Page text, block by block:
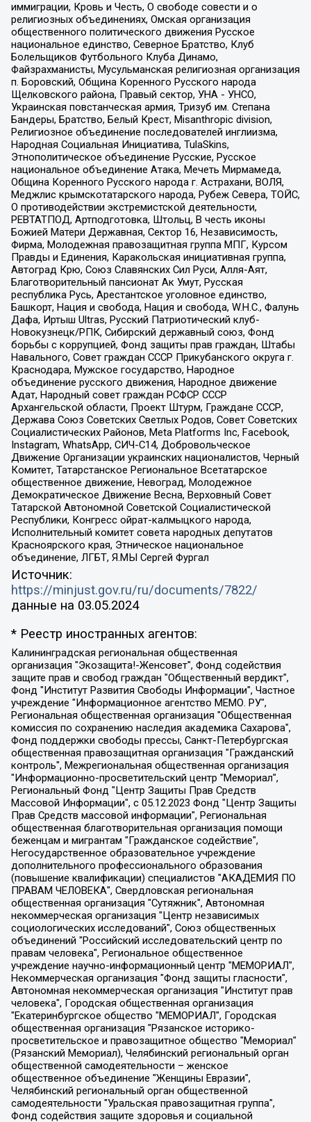
иммиграции, Кровь и Честь, О свободе совести и о
религиозных объединениях, Омская организация
общественного политического движения Русское
национальное единство, Северное Братство, Клуб
Болельщиков Футбольного Клуба Динамо,
Файзрахманисты, Мусульманская религиозная организация
п. Боровский, Община Коренного Русского народа
Щелковского района, Правый сектор, УНА - УНСО,
Украинская повстанческая армия, Тризуб им. Степана
Бандеры, Братство, Белый Крест, Misanthropic division,
Религиозное объединение последователей инглиизма,
Народная Социальная Инициатива, TulaSkins,
Этнополитическое объединение Русские, Русское
национальное объединение Атака, Мечеть Мирмамеда,
Община Коренного Русского народа г. Астрахани, ВОЛЯ,
Меджлис крымскотатарского народа, Рубеж Севера, ТОЙС,
О противодействии экстремистской деятельности,
РЕВТАТПОД, Артподготовка, Штольц, В честь иконы
Божией Матери Державная, Сектор 16, Независимость,
Фирма, Молодежная правозащитная группа МПГ, Курсом
Правды и Единения, Каракольская инициативная группа,
Автоград Крю, Союз Славянских Сил Руси, Алля-Аят,
Благотворительный пансионат Ак Умут, Русская
республика Русь, Арестантское уголовное единство,
Башкорт, Нация и свобода, Нация и свобода, W.H.С., Фалунь
Дафа, Иртыш Ultras, Русский Патриотический клуб-
Новокузнецк/РПК, Сибирский державный союз, Фонд
борьбы с коррупцией, Фонд защиты прав граждан, Штабы
Навального, Совет граждан СССР Прикубанского округа г.
Краснодара, Мужское государство, Народное
объединение русского движения, Народное движение
Адат, Народный совет граждан РСФСР СССР
Архангельской области, Проект Штурм, Граждане СССР,
Держава Союз Советских Светлых Родов, Совет Советских
Социалистических Районов, Meta Platforms Inc, Facebook,
Instagram, WhatsApp, СИЧ-С14, Добровольческое
Движение Организации украинских националистов, Черный
Комитет, Татарстанское Региональное Всетатарское
общественное движение, Невоград, Молодежное
Демократическое Движение Весна, Верховный Совет
Татарской Автономной Советской Социалистической
Республики, Конгресс ойрат-калмыцкого народа,
Исполнительный комитет совета народных депутатов
Красноярского края, Этническое национальное
объединение, ЛГБТ, Я.МЫ Сергей Фургал
Источник:
https://minjust.gov.ru/ru/documents/7822/
данные на 03.05.2024
* Реестр иностранных агентов:
Калининградская региональная общественная организация "Экозащита!-Женсовет", Фонд содействия защите прав и свобод граждан "Общественный вердикт", Фонд "Институт Развития Свободы Информации", Частное учреждение "Информационное агентство МЕМО. РУ", Региональная общественная организация "Общественная комиссия по сохранению наследия академика Сахарова", Фонд поддержки свободы прессы, Санкт-Петербургская общественная правозащитная организация "Гражданский контроль", Межрегиональная общественная организация "Информационно-просветительский центр "Мемориал", Региональный Фонд "Центр Защиты Прав Средств Массовой Информации", с 05.12.2023 Фонд "Центр Защиты Прав Средств массовой информации", Региональная общественная благотворительная организация помощи беженцам и мигрантам "Гражданское содействие", Негосударственное образовательное учреждение дополнительного профессионального образования (повышение квалификации) специалистов "АКАДЕМИЯ ПО ПРАВАМ ЧЕЛОВЕКА", Свердловская региональная общественная организация "Сутяжник", Автономная некоммерческая организация "Центр независимых социологических исследований", Союз общественных объединений "Российский исследовательский центр по правам человека", Региональное общественное учреждение научно-информационный центр "МЕМОРИАЛ", Некоммерческая организация "Фонд защиты гласности", Автономная некоммерческая организация "Институт прав человека", Городская общественная организация "Екатеринбургское общество "МЕМОРИАЛ", Городская общественная организация "Рязанское историко-просветительское и правозащитное общество "Мемориал" (Рязанский Мемориал), Челябинский региональный орган общественной самодеятельности – женское общественное объединение "Женщины Евразии", Челябинский региональный орган общественной самодеятельности "Уральская правозащитная группа", Фонд содействия защите здоровья и социальной справедливости имени Андрея Рылькова, Автономная Некоммерческая Организация "Аналитический Центр Юрия Левады", Автономная некоммерческая организация социальной поддержки населения "Проект Апрель", Региональная общественная организация помощи женщинам и детям, находящимся в кризисной ситуации "Информационно-методический центр "Анна", Фонд содействия развитию массовых коммуникаций и правовому просвещению "Так-так-Так", Фонд содействия устойчивому развитию "Серебряная тайга", Свердловский региональный общественный фонд социальных проектов "Новое время", "Idel.Реалии", Кавказ.Реалии, Крым.Реалии, Телеканал Настоящее Время, Татаро-башкирская служба Радио Свобода (Azatliq Radiosi), Радио Свободная Европа/Радио Свобода (PCE/PC), "Сибирь.Реалии", "Фактограф", Благотворительный фонд помощи осужденным и их семьям, Автономная некоммерческая организация "Институт глобализации и социальных движений", Фонд "В защиту прав заключенных", Частное учреждение "Центр поддержки и содействия развитию средств массовой информации", Пензенский региональный общественный благотворительный фонд "Гражданский союз", "Север.Реалии", Некоммерческая организация Фонд "Правовая инициатива", Общество с ограниченной ответственностью "Радио Свободная Европа/Радио Свобода", Чешское информационное агентство "MEDIUM-ORIENT", Красноярская региональная общественная организация "Мы против СПИДа", Камалягин Денис Николаевич, Маркелов Сергей Евгеньевич, Пономарев Лев Александрович, Савицкая Людмила Алексеевна, Автономная некоммерческая организация "Центр по работе с проблемой насилия "НАСИЛИЮ.НЕТ", Межрегиональный профессиональный союз работников здравоохранения "Альянс врачей", Юридическое лицо, зарегистрированное в Латвийской Республике, SIA "Medusa Project" (регистрационный номер 40103797863, дата регистрации 10.06.2014), Некоммерческая организация "Фонд по борьбе с коррупцией", Автономная некоммерческая организация "Институт права и публичной политики", Баданин Роман Сергеевич, Гликин Максим Александрович, Железнова Мария Михайловна, Лукьянова Юлия Сергеевна, Маетная Елизавета Витальевна, Маняхин Петр Борисович, Чуракова Ольга Владимировна, Ярош Юлия Петровна, Юридическое лицо "The Insider SIA", зарегистрированное в Риге, Латвийская Республика (дата регистрации 26.06.2015), являющееся администратором доменного имени интернет-издания "The Insider SIA", https://theins.ru, Постернак Алексей Евгеньевич, Рубин Михаил Аркадьевич, Анин Роман Александрович, Юридическое лицо Istories fonds, зарегистрированное в Латвийской Республике (регистрационный номер 50008295751, дата регистрации 24.02.2020), Великовский Дмитрий Александрович, Долинина Ирина Николаевна, Мароховская Алеся Алексеевна, Шлейнов Роман Юрьевич, Шмагун Олеся Валентиновна, Общество с ограниченной ответственностью "Альтаир 2021", Общество с ограниченной ответственностью "Вега 2021", Общество с ограниченной ответственностью "Главный редактор 2021", Общество с ограниченной ответственностью "Ромашки монолит", Важенков Артем Валерьевич, Ивановская областная общественная организация "Центр гендерных исследований", Гурман Юрий Альбертович, Медиапроект "ОВД-Инфо", Егоров Владимир Владимирович, Жилинский Владимир Александрович, Общество с ограниченной ответственностью "ЗП", Иванова София Юрьевна, Карезина Инна Павловна, Кильтау Екатерина Викторовна, Петров Алексей Викторович, Пискунов Сергей Евгеньевич, Смирнов Сергей Сергеевич, Тихонов Михаил Сергеевич, Общество с ограниченной ответственностью "ЖУРНАЛИСТ-ИНОСТРАННЫЙ АГЕНТ", Арапова Галина Юрьевна, Вольтская Татьяна Анатольевна, Американская компания "Mason G.E.S. Anonymous Foundation" (США), являющаяся владельцем интернет-издания https://mnews.world/, Компания "Stichting Bellingcat", зарегистрированная в Нидерландах (дата регистрации 11.07.2018), Захаров Андрей Вячеславович, Клепиковская Екатерина Дмитриевна, Общество с ограниченной ответственностью "МЕМО", Перл Роман Александрович, Симонов Евгений Алексеевич, Соловьева Елена Анатольевна, Сотников Даниил Владимирович, Сурначева Елизавета Дмитриевна, Автономная некоммерческая организация по защите прав человека и информированию населения "Якутия – Наше Мнение", Общество с ограниченной ответственностью "Москоу диджитал медиа", с 26.01.2023 Общество с ограниченной ответственностью "Чайка Белые сады", Ветошкина Валерия Валерьевна, Заговора Максим Александрович, Межрегиональное общественное движение "Российская ЛГБТ - сеть", Оленичев Максим Владимирович, Павлов Иван Юрьевич, Скворцова Елена Сергеевна, Общество с ограниченной ответственностью "Как бы инагент", Кочетков Игорь Викторович, Общество с ограниченной ответственностью "Честные выборы", Еланчик Олег Александрович, Общество с ограниченной ответственностью "Нобелевский призыв", Гималова Регина Эмилевна, Григорьев Андрей Валерьевич, Григорьева Алина Александровна, Ассоциация по содействию защите прав призывников, альтернативнослужащих и военнослужащих "Правозащитная группа "Гражданин.Армия.Право", Хисамова Регина Фаритовна, Автономная некоммерческая организация по реализации социально-правовых программ "Лилит", Дальневосточное общественное движение "Маяк", Санкт-Петербургская ЛГБТ-инициативная группа "Выход", Инициативная группа ЛГБТ+ "Реверс", Алексеев Андрей Викторович, Бекбулатова Таисия Львовна, Беляев Иван Михайлович, Владыкина Елена Сергеевна, Гельман Марат Александрович, Никульшина Вероника Юрьевна, Толоконникова Надежда Андреевна, Шендерович Виктор Анатольевич, Общество с ограниченной ответственностью "Данное сообщение", Общество с ограниченной ответственностью Издательский дом "Новая глава", Айнбиндер Александра Александровна, Московский комьюнити-центр для ЛГБТ+инициатив, Благотворительный фонд развития филантропии, Deutsche Welle (Германия, Kurt-Schumacher-Strasse 3, 53113 Bonn), Борзунова Мария Михайловна, Воробьев Виктор Викторович, Голубева Анна Львовна, Константинова Алла Михайловна, Малкова Ирина Владимировна, Мурадов Мурад Абдулгалимович, Осетинская Елизавета Николаевна, Понасенков Евгений Николаевич, Ганапольский Матвей Юрьевич, Киселев Евгений Алексеевич, Борухович Ирина Григорьевна, Дремин Иван Тимофеевич, Дубровский Дмитрий Викторович, Красноярская региональная общественная организация поддержки и развития альтернативных образовательных технологий и межкультурных коммуникаций "ИНТЕРРА", Маяковская Екатерина Алексеевна, Фейгин Марк Захарович, Филимонов Андрей Викторович, Дзугкоева Регина Николаевна, Доброхотов Роман Александрович, Дудь Юрий Александрович, Елкин Сергей Владимирович, Кругликов Кирилл Игоревич, Сабунаева Мария Леонидовна, Семенов Алексей Владимирович, Шаинян Карен Багратович, Шульман Екатерина Михайловна, Асафьев Артур Валерьевич, Вахштайн Виктор Семенович, Венедиктов Алексей Алексеевич, Лушникова Екатерина Евгеньевна, Волков Леонид Михайлович, Невзоров Александр Глебович, Пархоменко Сергей Борисович, Сироткин Ярослав Николаевич, Кара-Мурза Владимир Владимирович, Баранова Наталья Владимировна, Гозман Леонид Яковлевич, Кагарлицкий Борис Юльевич, Климарев Михаил Валерьевич, Милов Владимир Станиславович, Автономная некоммерческая организация Краснодарский центр современного искусства "Типография", Моргенштерн Алишер Тагирович, Соболь Любовь Эдуардовна, Общество с ограниченной ответственностью "ЛИЗА НОРМ", Каспаров Гарри Кимович, Ходорковский Михаил Борисович, Общество с ограниченной ответственностью "Апрельские тезисы", Данилович Ирина Брониславовна, Кашин Олег Владимирович, Петров Николай Владимирович, Пивоваров Алексей Владимирович, Соколов Михаил Владимирович, Цветкова Юлия Владимировна, Чичваркин Евгений Александрович, Комитет против пыток/Команда против пыток, Общество с ограниченной ответственностью "Первый научный", Общество с ограниченной ответственностью "Вертолет и ко", Белоцерковская Вероника Борисовна, Кац Максим Евгеньевич, Лазарева Татьяна Юрьевна, Шаведдинов Руслан Табризович, Яшин Илья Валерьевич, Общество с ограниченной ответственностью "Иноагент ААВ", Алешковский Дмитрий Петрович, Альбац Евгения Марковна, Быков Дмитрий Львович, Галямина Юлия Евгеньевна, Лойко Сергей Леонидович, Мартынов Кирилл Константинович, Медведев Сергей Александрович, Крашенинников Федор Геннадиевич, Гордеева Катерина Вл